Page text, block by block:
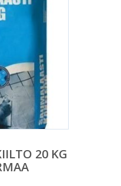
20 KG